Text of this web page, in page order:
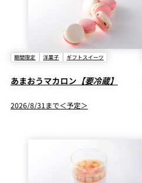
期間限定 洋菓子 ギフトスイーツ
あまおうマカロン 【要冷蔵】
2026/8/31まで＜予定＞